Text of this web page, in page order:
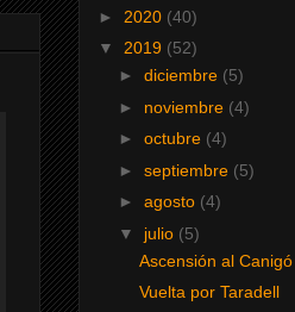
► 2020 (40)
▼ 2019 (52)
► diciembre (5)
► noviembre (4)
► octubre (4)
► septiembre (5)
► agosto (4)
▼ julio (5)
Ascensión al Canigó
Vuelta por Taradell